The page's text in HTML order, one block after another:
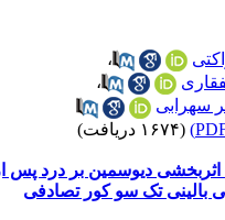
،
،
(۱۶۷۴ دریافت)
دیوسمین بر درد پس از
تک سو کور تصادفی